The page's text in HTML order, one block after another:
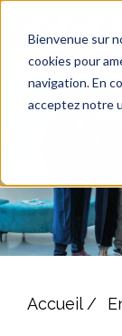
Bienvenue sur
cookies pour
navigation. En
acceptez notre
Accueil /